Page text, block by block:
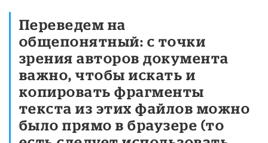
Переведем на
общепонятный: с точки
зрения авторов документа
важно, чтобы искать и
копировать фрагменты
текста из этих файлов можно
было прямо в браузере (то